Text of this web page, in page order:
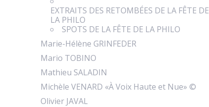
EXTRAITS DES RETOMBÉES DE LA FÊTE DE
LA PHILO
SPOTS DE LA FÊTE DE LA PHILO
Marie-Hélène GRINFEDER
Mario TOBINO
Mathieu SALADIN
Michèle VENARD «À Voix Haute et Nue» ©
Olivier JAVAL